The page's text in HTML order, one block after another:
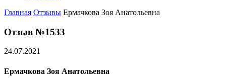
Главная Отзывы Ермачкова Зоя Анатольевна
Отзыв №1533
24.07.2021
Ермачкова Зоя Анатольевна